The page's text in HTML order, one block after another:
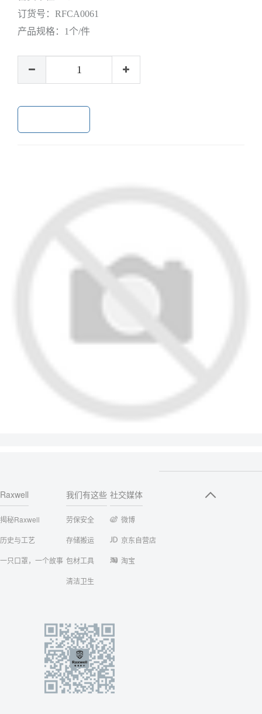
订货号： RFCA0061
产品规格： 1个/件
Raxwell
揭秘Raxwell
历史与工艺
一只口罩，一个故事
我们有这些
劳保安全
存储搬运
包材工具
清洁卫生
社交媒体
微博
京东自营店
淘宝